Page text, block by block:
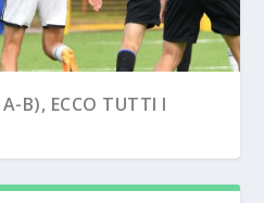
B), ECCO TUTTI I